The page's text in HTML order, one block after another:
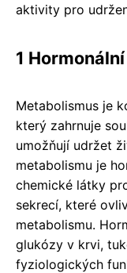
aktivity pro
1
Metabolismus je
který zahrnuje
umožňují udržet
metabolismu je
chemické látky
sekrecí, které
metabolismu.
glukózy v krvi,
fyziologických